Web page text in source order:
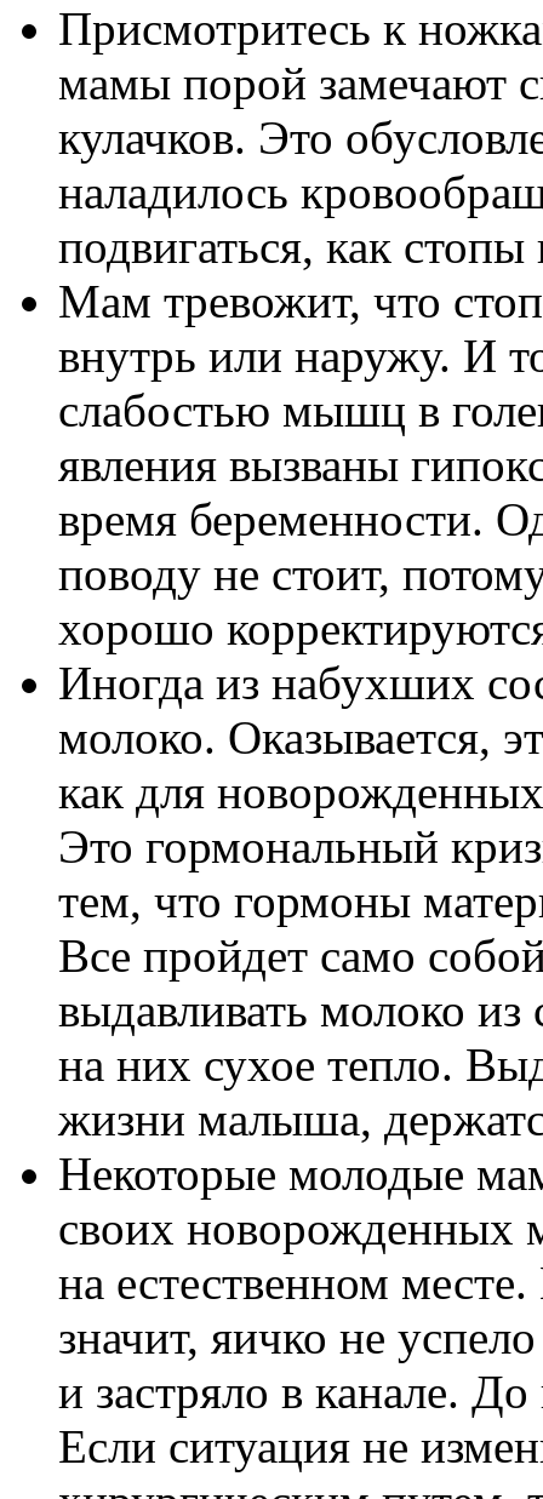
Присмотритесь к
мамы порой замечают
кулачков. Это
наладилось
подвигаться, как
Мам тревожит, что
внутрь или наружу. И
слабостью мышц в
явления вызваны
время беременности.
поводу не стоит,
хорошо
Иногда из набухших
молоко. Оказывается,
как для
Это гормональный
тем, что гормоны
Все пройдет само
выдавливать молоко
на них сухое тепло.
жизни малыша,
Некоторые молодые
своих новорожденных
на естественном
значит, яичко не
и застряло в канале.
Если ситуация не